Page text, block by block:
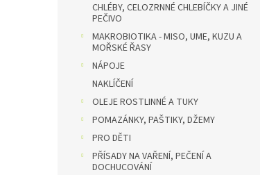
CHLÉBY, CELOZRNNÉ CHLEBÍČKY A JINÉ
PEČIVO
MAKROBIOTIKA - MISO, UME, KUZU A
MOŘSKÉ ŘASY
NÁPOJE
NAKLÍČENÍ
OLEJE ROSTLINNÉ A TUKY
POMAZÁNKY, PAŠTIKY, DŽEMY
PRO DĚTI
PŘÍSADY NA VAŘENÍ, PEČENÍ A
DOCHUCOVÁNÍ